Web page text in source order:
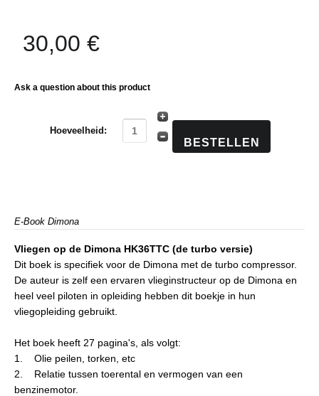
30,00 €
Ask a question about this product
Hoeveelheid:
E-Book Dimona
Vliegen op de Dimona HK36TTC (de turbo versie)
Dit boek is specifiek voor de Dimona met de turbo compressor.
De auteur is zelf een ervaren vlieginstructeur op de Dimona en
heel veel piloten in opleiding hebben dit boekje in hun
vliegopleiding gebruikt.
Het boek heeft 27 pagina's, als volgt:
1. Olie peilen, torken, etc
2. Relatie tussen toerental en vermogen van een
benzinemotor.